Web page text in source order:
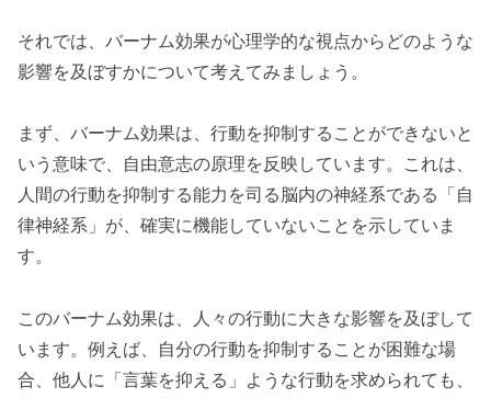
それでは、バーナム効果が心理学的な視点からどのような
影響を及ぼすかについて考えてみましょう。
まず、バーナム効果は、行動を抑制することができないと
いう意味で、自由意志の原理を反映しています。これは、
人間の行動を抑制する能力を司る脳内の神経系である「自
律神経系」が、確実に機能していないことを示していま
す。
このバーナム効果は、人々の行動に大きな影響を及ぼして
います。例えば、自分の行動を抑制することが困難な場
合、他人に「言葉を抑える」ような行動を求められても、